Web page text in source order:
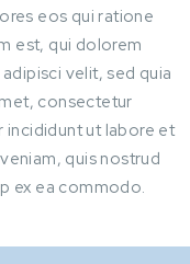
eos qui ratione
est, qui dolorem
velit, sed quia
consectetur
ut labore et
quis nostrud
ex ea commodo.